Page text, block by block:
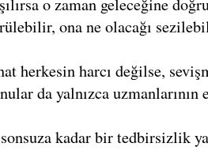
ona ne olacağı
herkesin harcı değilse,
da yalnızca
kadar bir tedbirsizlik